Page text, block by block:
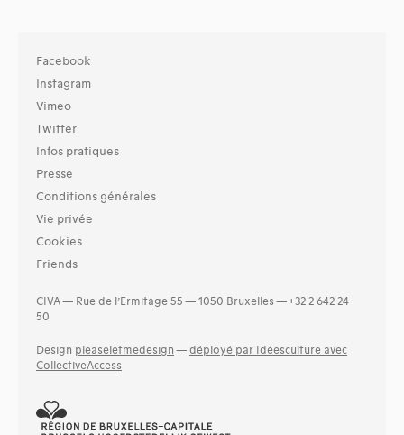
Facebook
Instagram
Vimeo
Twitter
Infos pratiques
Presse
Conditions générales
Vie privée
Cookies
Friends
CIVA — Rue de l’Ermitage 55 — 1050 Bruxelles — +32 2 642 24
50
Design pleaseletmedesign — déployé par Idéesculture avec
CollectiveAccess